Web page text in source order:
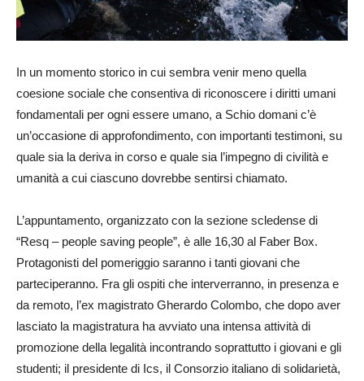
In un momento storico in cui sembra venir meno quella
coesione sociale che consentiva di riconoscere i diritti umani
fondamentali per ogni essere umano, a Schio domani c’è
un’occasione di approfondimento, con importanti testimoni, su
quale sia la deriva in corso e quale sia l’impegno di civilità e
umanità a cui ciascuno dovrebbe sentirsi chiamato.
L’appuntamento, organizzato con la sezione scledense di
“Resq – people saving people”, è alle 16,30 al Faber Box.
Protagonisti del pomeriggio saranno i tanti giovani che
parteciperanno. Fra gli ospiti che interverranno, in presenza e
da remoto, l’ex magistrato Gherardo Colombo, che dopo aver
lasciato la magistratura ha avviato una intensa attività di
promozione della legalità incontrando soprattutto i giovani e gli
studenti; il presidente di Ics, il Consorzio italiano di solidarietà,